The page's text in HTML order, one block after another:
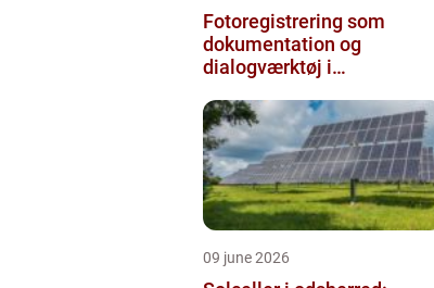
Fotoregistrering som
dokumentation og
dialogværktøj i
09 june 2026